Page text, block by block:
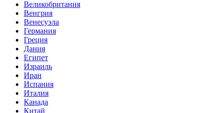
Великобритания
Венгрия
Венесуэла
Германия
Греция
Дания
Египет
Израиль
Иран
Испания
Италия
Канада
Китай